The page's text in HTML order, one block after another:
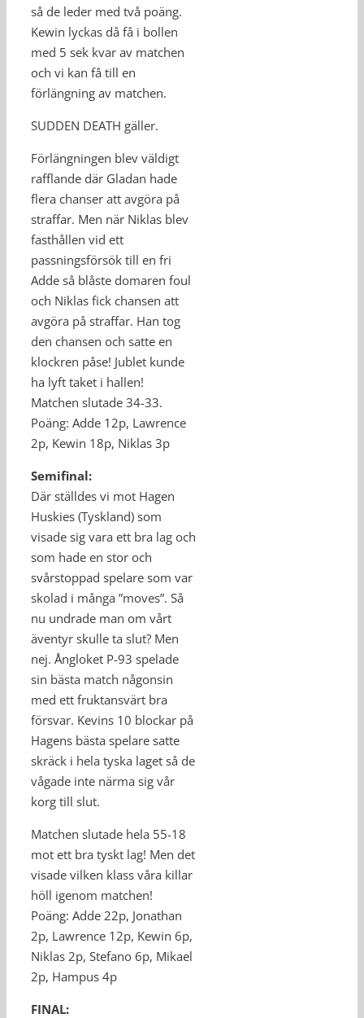
så de leder med två poäng.
Kewin lyckas då få i bollen
med 5 sek kvar av matchen
och vi kan få till en
förlängning av matchen.
SUDDEN DEATH gäller.
Förlängningen blev väldigt
rafflande där Gladan hade
flera chanser att avgöra på
straffar. Men när Niklas blev
fasthållen vid ett
passningsförsök till en fri
Adde så blåste domaren foul
och Niklas fick chansen att
avgöra på straffar. Han tog
den chansen och satte en
klockren påse! Jublet kunde
ha lyft taket i hallen!
Matchen slutade 34-33.
Poäng: Adde 12p, Lawrence
2p, Kewin 18p, Niklas 3p
Semifinal:
Där ställdes vi mot Hagen
Huskies (Tyskland) som
visade sig vara ett bra lag och
som hade en stor och
svårstoppad spelare som var
skolad i många ”moves”. Så
nu undrade man om vårt
äventyr skulle ta slut? Men
nej. Ångloket P-93 spelade
sin bästa match någonsin
med ett fruktansvärt bra
försvar. Kevins 10 blockar på
Hagens bästa spelare satte
skräck i hela tyska laget så de
vågade inte närma sig vår
korg till slut.
Matchen slutade hela 55-18
mot ett bra tyskt lag! Men det
visade vilken klass våra killar
höll igenom matchen!
Poäng: Adde 22p, Jonathan
2p, Lawrence 12p, Kewin 6p,
Niklas 2p, Stefano 6p, Mikael
2p, Hampus 4p
FINAL: